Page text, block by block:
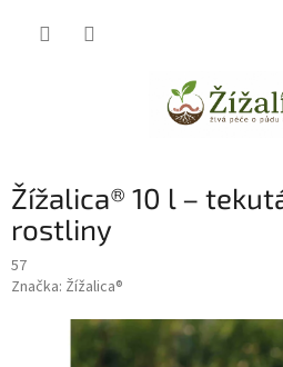
Žížalica® 10 l –
rostliny
57
Značka: Žížalica®